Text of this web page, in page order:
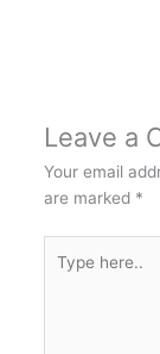
Leave a
Your email
are marked *
here..